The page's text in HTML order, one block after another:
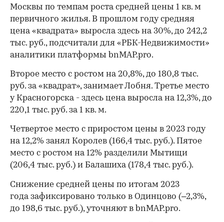
Москвы по темпам роста средней цены 1 кв. м
первичного жилья. В прошлом году средняя
цена «квадрата» выросла здесь на 30%, до 242,2
тыс. руб., подсчитали для «РБК-Недвижимости»
аналитики платформы bnMAP.pro.
Второе место с ростом на 20,8%, до 180,8 тыс.
руб. за «квадрат», занимает Лобня. Третье место
у Красногорска - здесь цена выросла на 12,3%, до
220,1 тыс. руб. за 1 кв. м.
Четвертое место с приростом цены в 2023 году
на 12,2% занял Королев (166,4 тыс. руб.). Пятое
место с ростом на 12% разделили Мытищи
(206,4 тыс. руб.) и Балашиха (178,4 тыс. руб.).
Снижение средней цены по итогам 2023
года зафиксировано только в Одинцово (–2,3%,
до 198,6 тыс. руб.), уточняют в bnMAP.pro.